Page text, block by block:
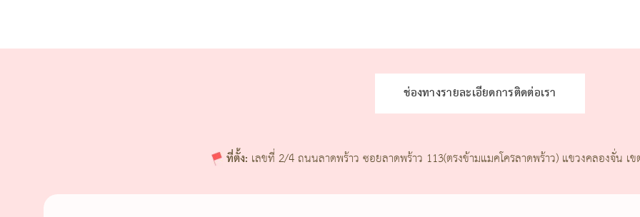
ช่องทางรายละเอียดการติดต่อเรา
ที่ตั้ง: เลขที่ 2/4 ถนนลาดพร้าว ซอยลาดพร้าว 113(ตรงข้ามแมคโครลาดพร้าว) แขวงคลองจั่น เ